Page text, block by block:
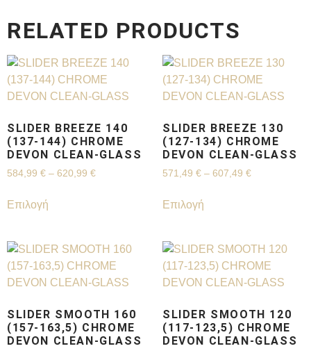
RELATED PRODUCTS
SLIDER BREEZE 140
(137-144) CHROME
DEVON CLEAN-GLASS
584,99 € – 620,99 €
Επιλογή
SLIDER BREEZE 130
(127-134) CHROME
DEVON CLEAN-GLASS
571,49 € – 607,49 €
Επιλογή
SLIDER SMOOTH 160
(157-163,5) CHROME
DEVON CLEAN-GLASS
SLIDER SMOOTH 120
(117-123,5) CHROME
DEVON CLEAN-GLASS